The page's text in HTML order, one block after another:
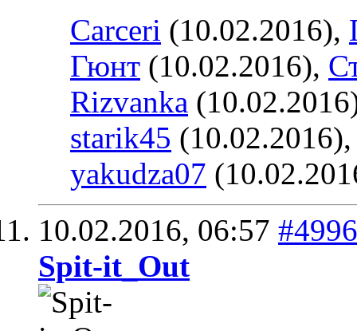
Carceri (10.02.2016),
Гюнт (10.02.2016),
Rizvanka
starik45
yakudza07
10.02.2016, 06:57 #4996
Spit-it_Out